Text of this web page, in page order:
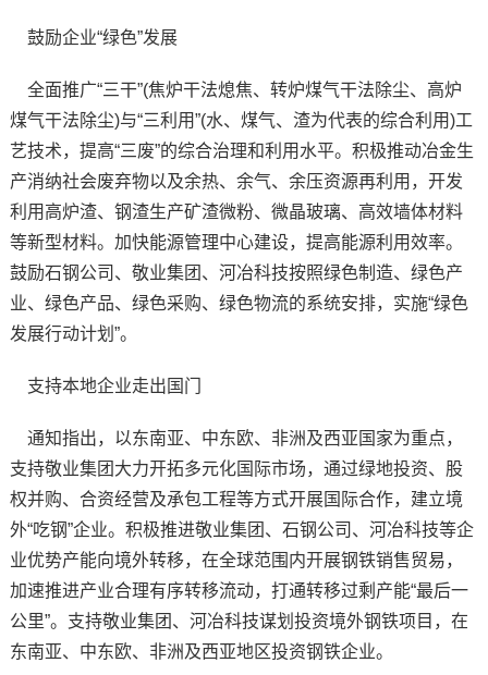
鼓励企业“绿色”发展
全面推广“三干”(焦炉干法熄焦、转炉煤气干法除尘、高炉
煤气干法除尘)与“三利用”(水、煤气、渣为代表的综合利用)工
艺技术，提高“三废”的综合治理和利用水平。积极推动冶金生
产消纳社会废弃物以及余热、余气、余压资源再利用，开发
利用高炉渣、钢渣生产矿渣微粉、微晶玻璃、高效墙体材料
等新型材料。加快能源管理中心建设，提高能源利用效率。
鼓励石钢公司、敬业集团、河冶科技按照绿色制造、绿色产
业、绿色产品、绿色采购、绿色物流的系统安排，实施“绿色
发展行动计划”。
支持本地企业走出国门
通知指出，以东南亚、中东欧、非洲及西亚国家为重点，
支持敬业集团大力开拓多元化国际市场，通过绿地投资、股
权并购、合资经营及承包工程等方式开展国际合作，建立境
外“吃钢”企业。积极推进敬业集团、石钢公司、河冶科技等企
业优势产能向境外转移，在全球范围内开展钢铁销售贸易，
加速推进产业合理有序转移流动，打通转移过剩产能“最后一
公里”。支持敬业集团、河冶科技谋划投资境外钢铁项目，在
东南亚、中东欧、非洲及西亚地区投资钢铁企业。